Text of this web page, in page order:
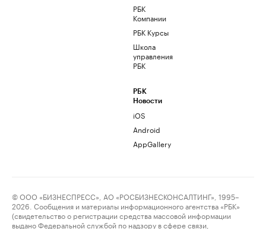
РБК
Компании
РБК Курсы
Школа
управления
РБК
РБК
Новости
iOS
Android
AppGallery
© ООО «БИЗНЕСПРЕСС», АО «РОСБИЗНЕСКОНСАЛТИНГ», 1995–
2026. Сообщения и материалы информационного агентства «РБК»
(свидетельство о регистрации средства массовой информации
выдано Федеральной службой по надзору в сфере связи,